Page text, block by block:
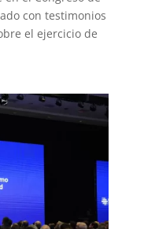
con testimonios
el ejercicio de